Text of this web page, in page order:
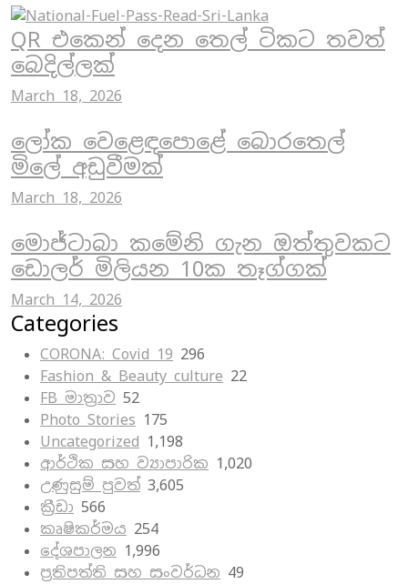
QR එකෙන් දෙන තෙල් ටිකට තවත්
බෙදිල්ලක්
March 18, 2026
ලෝක වෙළෙඳපොළේ බොරතෙල්
මිලේ අඩුවීමක්
March 18, 2026
මොජ්ටාබා කමේනි ගැන ඔත්තුවකට
ඩොලර් මිලියන 10ක තෑග්ගක්
March 14, 2026
Categories
CORONA: Covid 19 296
Fashion & Beauty culture 22
FB මාත්‍රාව 52
Photo Stories 175
Uncategorized 1,198
ආර්ථික සහ ව්‍යාපාරික 1,020
උණුසුම් පුවත් 3,605
ක්‍රීඩා 566
කෘෂිකර්මය 254
දේශපාලන 1,996
ප්‍රතිපත්ති සහ සංවර්ධන 49